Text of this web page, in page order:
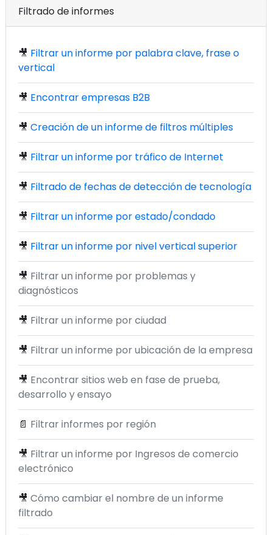
Filtrado de informes
🎥 Filtrar un informe por palabra clave, frase o
vertical
🎥 Encontrar empresas B2B
🎥 Creación de un informe de filtros múltiples
🎥 Filtrar un informe por tráfico de Internet
🎥 Filtrado de fechas de detección de tecnología
🎥 Filtrar un informe por estado/condado
🎥 Filtrar un informe por nivel vertical superior
🎥 Filtrar un informe por problemas y
diagnósticos
🎥 Filtrar un informe por ciudad
🎥 Filtrar un informe por ubicación de la empresa
🎥 Encontrar sitios web en fase de prueba,
desarrollo y ensayo
📄 Filtrar informes por región
🎥 Filtrar un informe por Ingresos de comercio
electrónico
🎥 Cómo cambiar el nombre de un informe
filtrado